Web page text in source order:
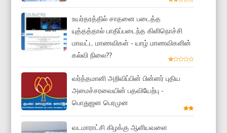
உயர்தரத்தில் சாதனை படைத்த
யுத்தத்தால் பாதிப்படைந்த கிளிநொச்சி
மாவட்ட மாணவிகள் - யாழ் மாணவிகளின்
கல்வி நிலை??
வர்த்தமானி அறிவிப்பின் பின்னர் புதிய
அமைச்சரவையின் பதவியேற்பு -
பொதுஜன பெரமுன
வடமாராட்சி கிழக்கு ஆளியவளை